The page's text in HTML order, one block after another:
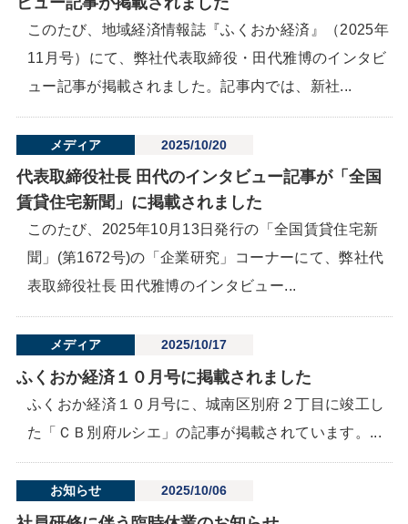
このたび、地域経済情報誌『ふくおか経済』（2025年
11月号）にて、弊社代表取締役・田代雅博のインタビ
ュー記事が掲載されました。記事内では、新社...
メディア 2025/10/20
代表取締役社長 田代のインタビュー記事が「全国
賃貸住宅新聞」に掲載されました
このたび、2025年10月13日発行の「全国賃貸住宅新
聞」(第1672号)の「企業研究」コーナーにて、弊社代
表取締役社長 田代雅博のインタビュー...
メディア 2025/10/17
ふくおか経済１０月号に掲載されました
ふくおか経済１０月号に、城南区別府２丁目に竣工し
た「ＣＢ別府ルシエ」の記事が掲載されています。...
お知らせ 2025/10/06